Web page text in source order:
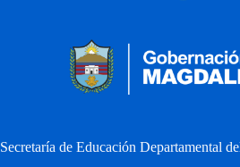
Secretaría de Educación Departamental